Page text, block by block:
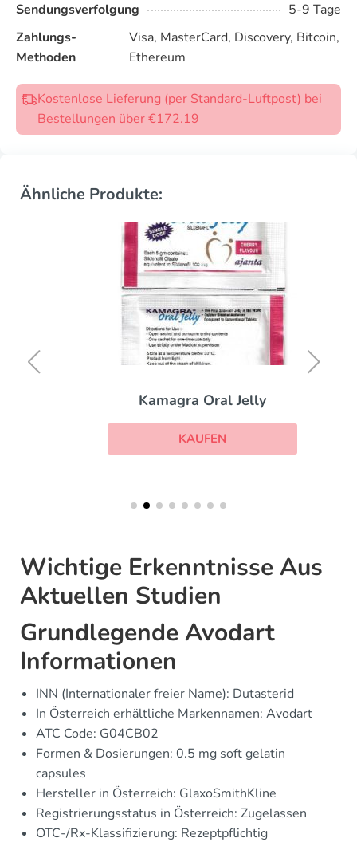
Sendungsverfolgung
5-9 Tage
Zahlungs-
Methoden
Visa, MasterCard, Discovery, Bitcoin,
Ethereum
Kostenlose Lieferung (per Standard-Luftpost) bei
Bestellungen über €172.19
Ähnliche Produkte:
Kamagra Oral Jelly
KAUFEN
Wichtige Erkenntnisse Aus
Aktuellen Studien
Grundlegende Avodart
Informationen
INN (Internationaler freier Name): Dutasterid
In Österreich erhältliche Markennamen: Avodart
ATC Code: G04CB02
Formen & Dosierungen: 0.5 mg soft gelatin
capsules
Hersteller in Österreich: GlaxoSmithKline
Registrierungsstatus in Österreich: Zugelassen
OTC-/Rx-Klassifizierung: Rezeptpflichtig